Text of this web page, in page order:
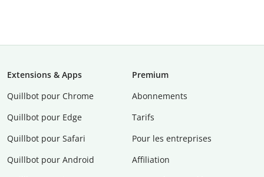
Extensions & Apps
Quillbot pour Chrome
Quillbot pour Edge
Quillbot pour Safari
Quillbot pour Android
Premium
Abonnements
Tarifs
Pour les entreprises
Affiliation